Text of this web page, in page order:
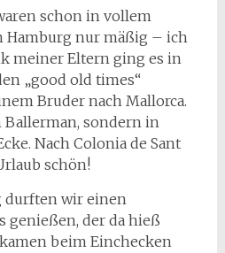
schon in vollem
Hamburg nur mäßig – ich
meiner Eltern ging es in
„good old times“
Bruder nach Mallorca.
sondern in
Nach Colonia de Sant
schön!
durften wir einen
genießen, der da hieß
beim Einchecken